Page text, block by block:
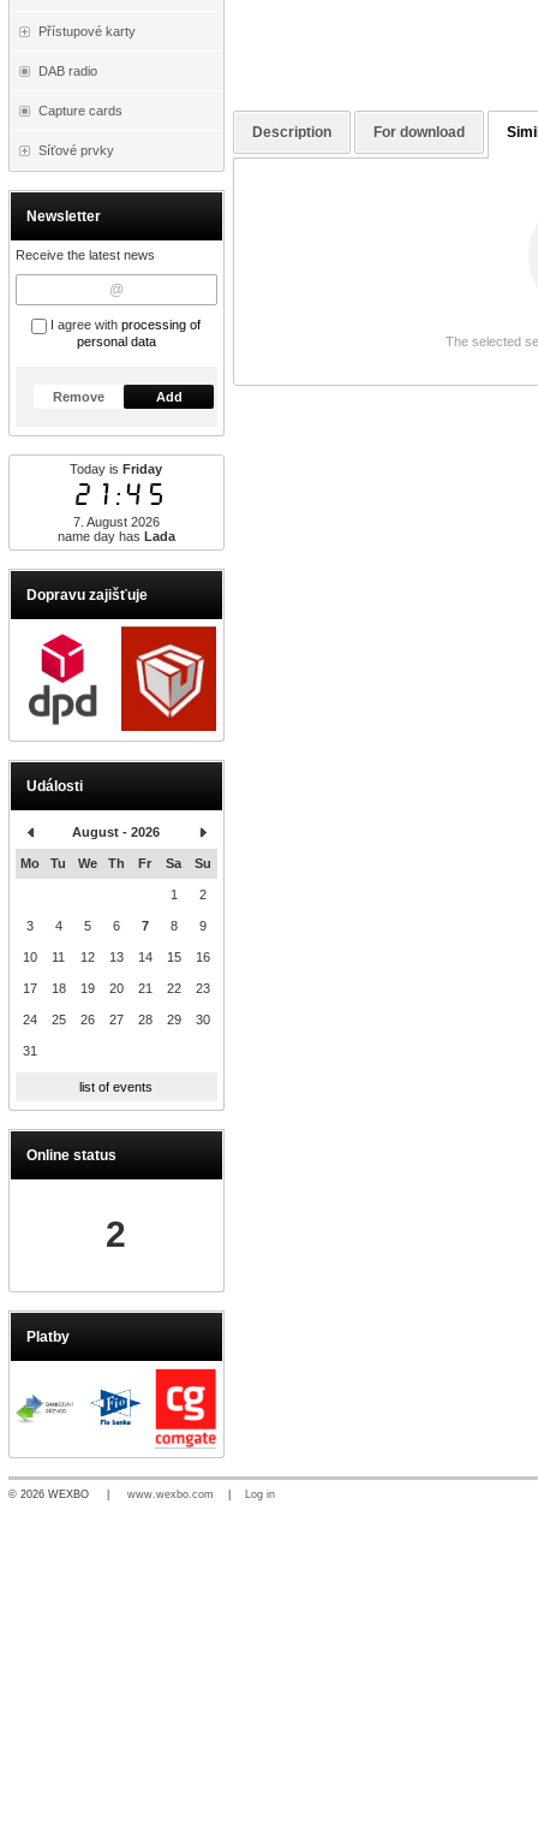
Přístupové karty
DAB radio
Capture cards
Síťové prvky
Newsletter
Receive the latest news
I agree withprocessing of
personal data
Remove Add
Today isFriday
21:45
7. August 2026
name day has Lada
Dopravu zajišťuje
Události
August - 2026
Mo Tu We Th Fr Sa Su
1 2
3 4 5 6 7 8 9
10 11 12 13 14 15 16
17 18 19 20 21 22 23
24 25 26 27 28 29 30
31
list of events
Online status
2
Platby
Description For download
The selected
© 2026 WEXBO | www.wexbo.com Log in